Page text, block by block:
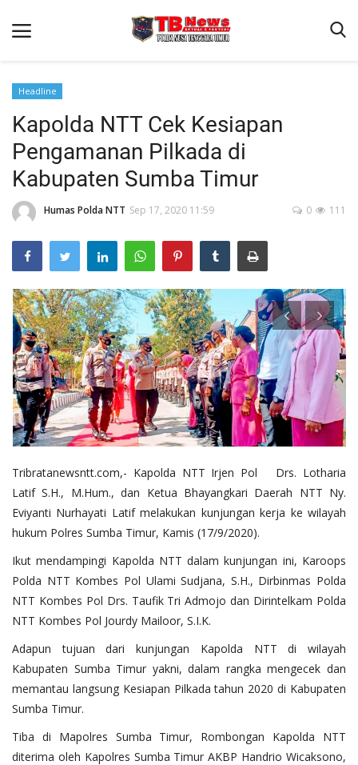
Beranda
Binkam
Terms & Conditions
Reskrim
Lantas
Polisi Kita
Mitra Polisi
Giat Ops
Link Polda NTT
Headline
Kapolda NTT Cek Kesiapan
Pengamanan Pilkada di
Kabupaten Sumba Timur
Humas Polda NTT Sep 17, 2020 11:59 111
0
Tribratanewsntt.com,- Kapolda NTT Irjen Pol Drs. Lotharia
Latif S.H., M.Hum., dan Ketua Bhayangkari Daerah NTT Ny.
Eviyanti Nurhayati Latif melakukan kunjungan kerja ke wilayah
hukum Polres Sumba Timur, Kamis (17/9/2020).
Ikut mendampingi Kapolda NTT dalam kunjungan ini, Karoops
Polda NTT Kombes Pol Ulami Sudjana, S.H., Dirbinmas Polda
NTT Kombes Pol Drs. Taufik Tri Admojo dan Dirintelkam Polda
NTT Kombes Pol Jourdy Mailoor, S.I.K.
Adapun tujuan dari kunjungan Kapolda NTT di wilayah
Kabupaten Sumba Timur yakni, dalam rangka mengecek dan
memantau langsung Kesiapan Pilkada tahun 2020 di Kabupaten
Sumba Timur.
Tiba di Mapolres Sumba Timur, Rombongan Kapolda NTT
diterima oleh Kapolres Sumba Timur AKBP Handrio Wicaksono,